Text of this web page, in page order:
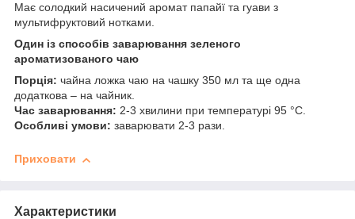
Має солодкий насичений аромат папайї та гуави з
мультифруктовий нотками.
Один із способів заварювання зеленого
ароматизованого чаю
Порція: чайна ложка чаю на чашку 350 мл та ще одна
додаткова – на чайник.
Час заварювання: 2-3 хвилини при температурі 95 °C.
Особливі умови: заварювати 2-3 рази.
Приховати
Характеристики